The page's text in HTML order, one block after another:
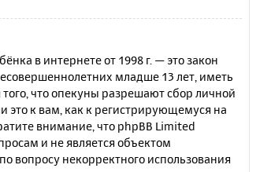
в интернете от 1998 г. — это закон
младше 13 лет, иметь
что опекуны разрешают сбор личной
к вам, как к регистрирующемуся на
внимание, что phpBB Limited
и не является объектом
вопросу некорректного использования